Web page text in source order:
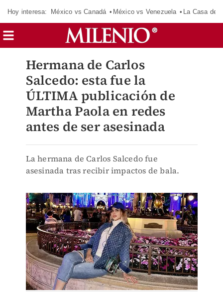
Hoy interesa: México vs Canadá México vs Venezuela La Casa de
Hermana de Carlos
Salcedo: esta fue la
ÚLTIMA publicación de
Martha Paola en redes
antes de ser asesinada
La hermana de Carlos Salcedo fue
asesinada tras recibir impactos de bala.